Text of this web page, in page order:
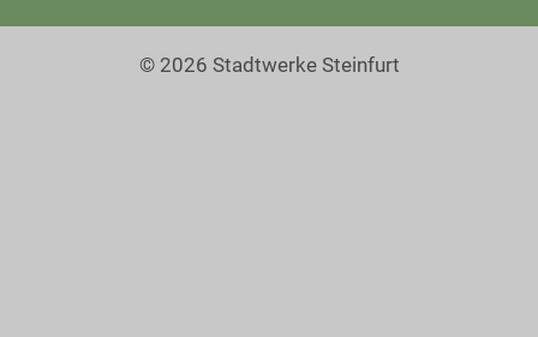
© 2026 Stadtwerke Steinfurt